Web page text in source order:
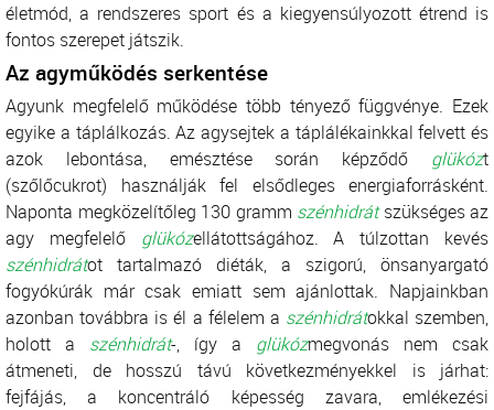
életmód, a rendszeres sport és a kiegyensúlyozott étrend is
fontos szerepet játszik.
Az agyműködés serkentése
Agyunk megfelelő működése több tényező függvénye. Ezek
egyike a táplálkozás. Az agysejtek a táplálékainkkal felvett és
azok lebontása, emésztése során képződő glükózt
(szőlőcukrot) használják fel elsődleges energiaforrásként.
Naponta megközelítőleg 130 gramm szénhidrátszükséges az
agy megfelelő glükózellátottságához. A túlzottan kevés
szénhidrátot tartalmazó diéták, a szigorú, önsanyargató
fogyókúrák már csak emiatt sem ajánlottak. Napjainkban
azonban továbbra is él a félelem a szénhidrátokkal szemben,
holott a szénhidrát-, így a glükózmegvonás nem csak
átmeneti, de hosszú távú következményekkel is járhat:
fejfájás, a koncentráló képesség zavara, emlékezési